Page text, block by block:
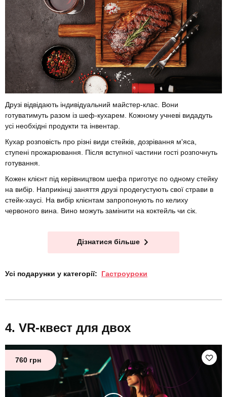
Друзі відвідають індивідуальний майстер-клас. Вони
готуватимуть разом із шеф-кухарем. Кожному учневі видадуть
усі необхідні продукти та інвентар.
Кухар розповість про різні види стейків, дозрівання м'яса,
ступені прожарювання. Після вступної частини гості розпочнуть
готування.
Кожен клієнт під керівництвом шефа приготує по одному стейку
на вибір. Наприкінці заняття друзі продегустують свої страви в
стейк-хаусі. На вибір клієнтам запропонують по келиху
червоного вина. Вино можуть замінити на коктейль чи сік.
Дізнатися більше
Усі подарунки у категорії: Гастроуроки
VR-квест для двох
760 грн